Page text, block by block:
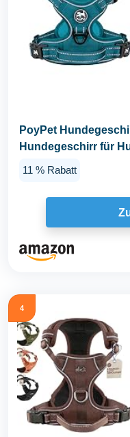
PoyPet
Hundegeschirr für
11 % Rabatt
4